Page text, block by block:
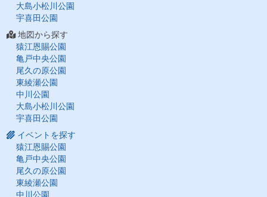
大島小松川公園
宇喜田公園
地図から探す
猿江恩賜公園
亀戸中央公園
尾久の原公園
東綾瀬公園
中川公園
大島小松川公園
宇喜田公園
イベントを探す
猿江恩賜公園
亀戸中央公園
尾久の原公園
東綾瀬公園
中川公園